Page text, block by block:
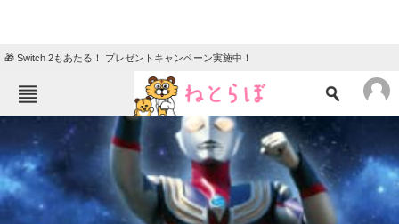
🎁 Switch 2もあたる！ プレゼントキャンペーン実施中！
ねとらぼメニュー
TOP ニュース
エンタメ クイズ
地域